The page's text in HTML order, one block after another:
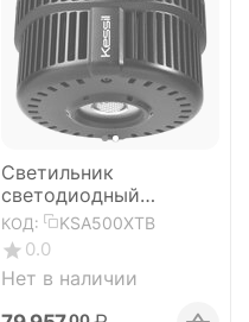
Светильник
светодиодный
аквариумный LED
A500X
КОД: KSA500XTB
0.0
Нет в наличии